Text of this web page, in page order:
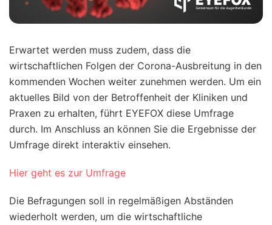
Erwartet werden muss zudem, dass die
wirtschaftlichen Folgen der Corona-Ausbreitung in den
kommenden Wochen weiter zunehmen werden. Um ein
aktuelles Bild von der Betroffenheit der Kliniken und
Praxen zu erhalten, führt EYEFOX diese Umfrage
durch. Im Anschluss an können Sie die Ergebnisse der
Umfrage direkt interaktiv einsehen.
Hier geht es zur Umfrage
Die Befragungen soll in regelmäßigen Abständen
wiederholt werden, um die wirtschaftliche